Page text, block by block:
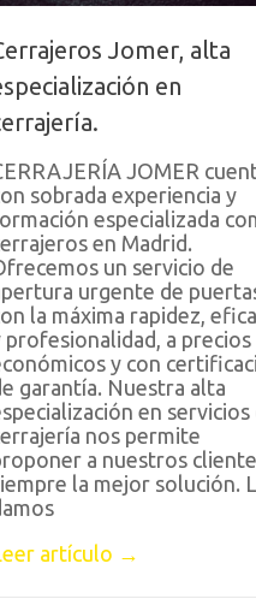
Jomer, alta
en
JOMER
sobrada experiencia y
especializada
en Madrid.
un servicio de
urgente de
la máxima rapidez,
profesionalidad, a precios
y con
garantía. Nuestra alta
en servicios
nos permite
a nuestros
la mejor solución.
artículo →